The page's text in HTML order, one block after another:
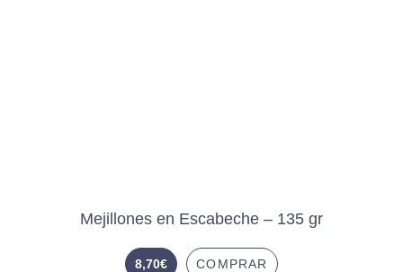
Mejillones en Escabeche – 135 gr
8,70€ COMPRAR